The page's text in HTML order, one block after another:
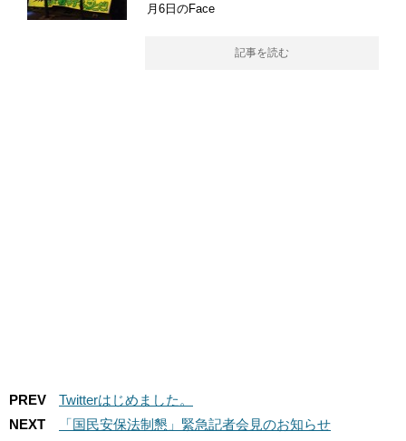
月6日のFace
記事を読む
PREV
Twitterはじめました。
NEXT
「国民安保法制懇」緊急記者会見のお知らせ